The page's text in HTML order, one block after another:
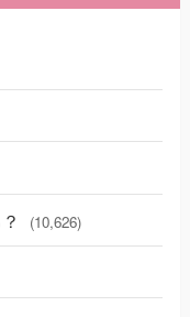
(10,626)